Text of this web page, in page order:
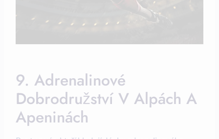
9. Adrenalinové
Dobrodružství V Alpách A
Apeninách